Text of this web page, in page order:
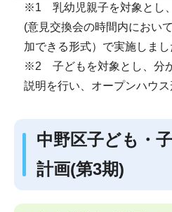
※1 乳幼児親子を対象とし
(意見交換会の時間内におい
加できる形式）で実施しまし
※2 子どもを対象とし、分
説明を行い、オープンハウス
中野区子ども・
計画(第3期)